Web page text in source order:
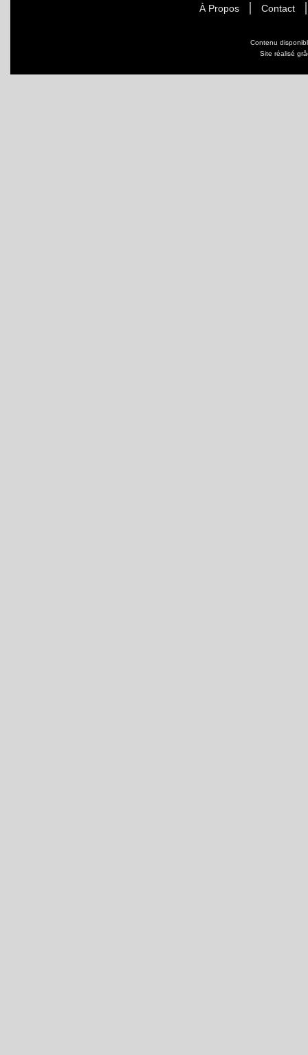
À Propos Contact
Contenu
Site réalisé